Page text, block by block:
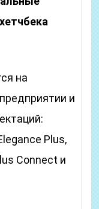
на
и
Plus,
Connect и